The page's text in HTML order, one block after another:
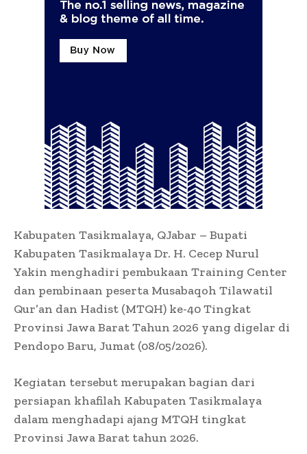
Kabupaten Tasikmalaya, QJabar – Bupati
Kabupaten Tasikmalaya Dr. H. Cecep Nurul
Yakin menghadiri pembukaan Training Center
dan pembinaan peserta Musabaqoh Tilawatil
Qur’an dan Hadist (MTQH) ke-40 Tingkat
Provinsi Jawa Barat Tahun 2026 yang digelar di
Pendopo Baru, Jumat (08/05/2026).
Kegiatan tersebut merupakan bagian dari
persiapan khafilah Kabupaten Tasikmalaya
dalam menghadapi ajang MTQH tingkat
Provinsi Jawa Barat tahun 2026.